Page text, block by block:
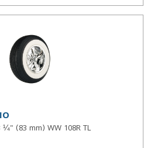
¼" (83 mm) WW 108R TL